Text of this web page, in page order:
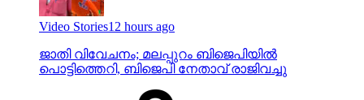
Video Stories12 hours ago
ജാതി വിവേചനം; മലപ്പുറം ബിജെപിയില്‍
പൊട്ടിത്തെറി, ബിജെപി നേതാവ് രാജിവച്ചു